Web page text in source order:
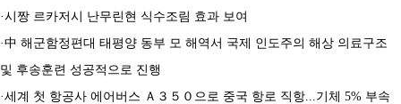
·시짱 르카저시 난무린현 식수조림 효과 보여
·中 해군함정편대 태평양 동부 모 해역서 국제 인도주의 해상 의료구조
및 후송훈련 성공적으로 진행
·세계 첫 항공사 에어버스 Ａ３５０으로 중국 항로 직항...기체 5% 부속